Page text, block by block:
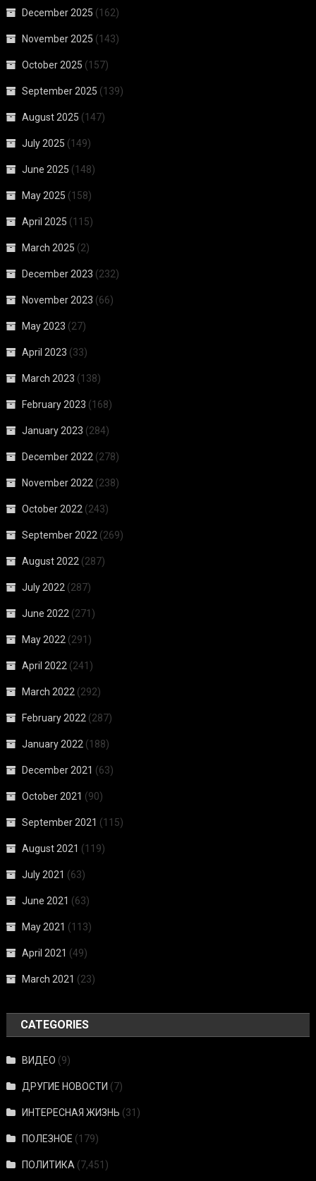
December 2025 (162)
November 2025 (143)
October 2025 (157)
September 2025 (139)
August 2025 (147)
July 2025 (149)
June 2025 (148)
May 2025 (158)
April 2025 (115)
March 2025 (2)
December 2023 (232)
November 2023 (66)
May 2023 (27)
April 2023 (33)
March 2023 (138)
February 2023 (168)
January 2023 (284)
December 2022 (278)
November 2022 (238)
October 2022 (243)
September 2022 (269)
August 2022 (287)
July 2022 (287)
June 2022 (271)
May 2022 (291)
April 2022 (241)
March 2022 (292)
February 2022 (287)
January 2022 (188)
December 2021 (63)
October 2021 (90)
September 2021 (115)
August 2021 (119)
July 2021 (63)
June 2021 (63)
May 2021 (113)
April 2021 (49)
March 2021 (23)
CATEGORIES
ВИДЕО (9)
ДРУГИЕ НОВОСТИ (7)
ИНТЕРЕСНАЯ ЖИЗНЬ (31)
ПОЛЕЗНОЕ (179)
ПОЛИТИКА (7,451)